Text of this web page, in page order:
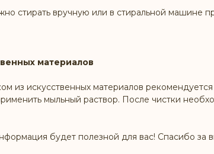
стирать вручную или в стиральной машине
материалов
из искусственных материалов
мыльный раствор. После чистки
будет полезной для вас! Спасибо за